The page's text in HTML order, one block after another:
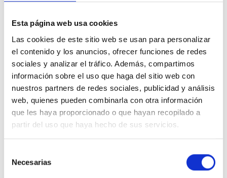
Esta página web usa cookies
Las cookies de este sitio web se usan para personalizar
el contenido y los anuncios, ofrecer funciones de redes
sociales y analizar el tráfico. Además, compartimos
información sobre el uso que haga del sitio web con
nuestros partners de redes sociales, publicidad y análisis
web, quienes pueden combinarla con otra información
que les haya proporcionado o que hayan recopilado a
partir del uso que haya hecho de sus servicios.
Necesarias
Publicar reseña